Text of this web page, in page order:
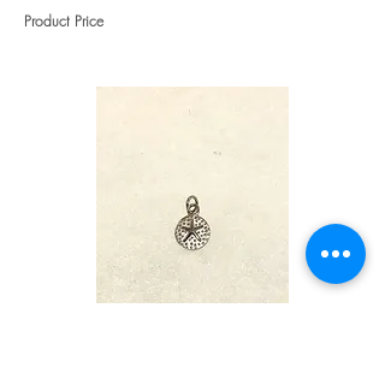
Product Price